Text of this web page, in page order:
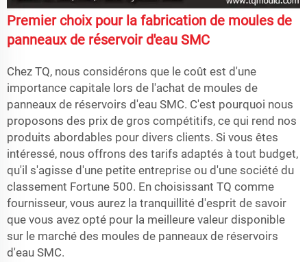
Premier choix pour la fabrication de moules de
panneaux de réservoir d'eau SMC
Chez TQ, nous considérons que le coût est d'une
importance capitale lors de l'achat de moules de
panneaux de réservoirs d'eau SMC. C'est pourquoi nous
proposons des prix de gros compétitifs, ce qui rend nos
produits abordables pour divers clients. Si vous êtes
intéressé, nous offrons des tarifs adaptés à tout budget,
qu'il s'agisse d'une petite entreprise ou d'une société du
classement Fortune 500. En choisissant TQ comme
fournisseur, vous aurez la tranquillité d'esprit de savoir
que vous avez opté pour la meilleure valeur disponible
sur le marché des moules de panneaux de réservoirs
d'eau SMC.